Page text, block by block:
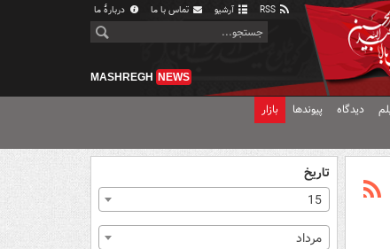
آرشیو تماس با ما دربارهٔ ما
MASHREGH NEWS
دیدگاه پیوندها بازار
تاریخ
15
مرداد